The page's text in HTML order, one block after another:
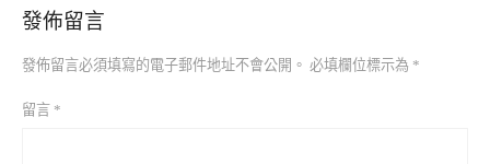
發佈留言
發佈留言必須填寫的電子郵件地址不會公開。 必填欄位標示為 *
留言 *